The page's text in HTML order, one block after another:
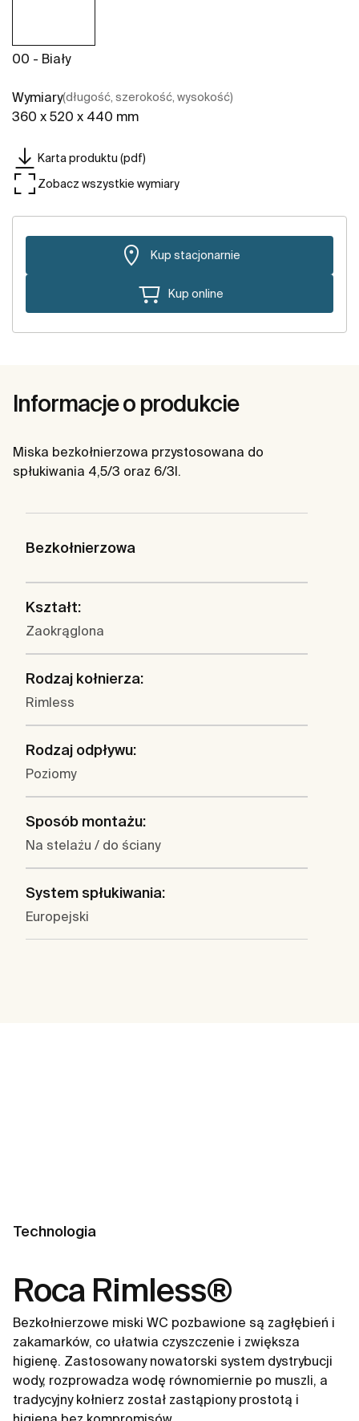
00 - Biały
Wymiary(długość, szerokość, wysokość)
360 x 520 x 440 mm
Karta produktu (pdf)
Zobacz wszystkie wymiary
Kup stacjonarnie
Kup online
Informacje o produkcie
Miska bezkołnierzowa przystosowana do
spłukiwania 4,5/3 oraz 6/3l.
Bezkołnierzowa
Kształt:
Zaokrąglona
Rodzaj kołnierza:
Rimless
Rodzaj odpływu:
Poziomy
Sposób montażu:
Na stelażu / do ściany
System spłukiwania:
Europejski
Technologia
Roca Rimless®
Bezkołnierzowe miski WC pozbawione są zagłębień i
zakamarków, co ułatwia czyszczenie i zwiększa
higienę. Zastosowany nowatorski system dystrybucji
wody, rozprowadza wodę równomiernie po muszli, a
tradycyjny kołnierz został zastąpiony prostotą i